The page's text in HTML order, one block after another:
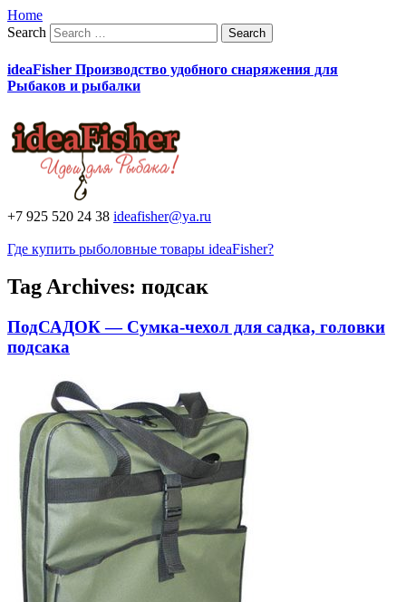
Home
Search
ideaFisher Производство удобного снаряжения для
Рыбаков и рыбалки
+7 925 520 24 38 ideafisher@ya.ru
Где купить рыболовные товары ideaFisher?
Tag Archives: подсак
ПодСАДОК — Сумка-чехол для садка, головки
подсака